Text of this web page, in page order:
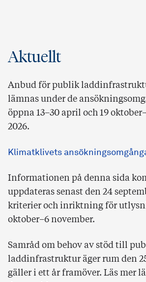
Aktuellt
Anbud för publik
lämnas under de
öppna 13–30 april och 19
2026.
Klimatklivets
Informationen på denna sida
uppdateras senast den 24
kriterier och inriktning för
oktober–6 november.
Samråd om behov av stöd till
laddinfrastruktur äger rum den
gäller i ett år framöver. Läs mer